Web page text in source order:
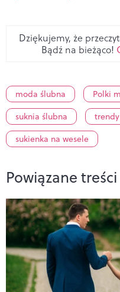
Dziękujemy, że
Bądź na bieżąco!
moda ślubna
Polki
suknia ślubna
sukienka na wesele
Powiązane treści